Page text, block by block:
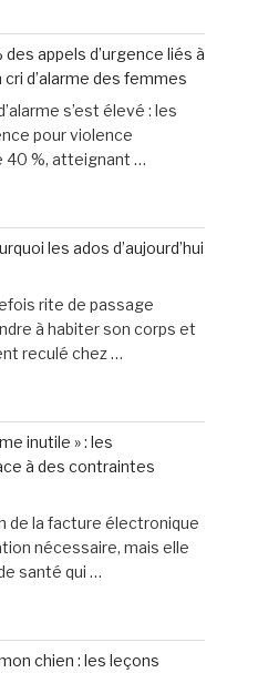
appels d’urgence liés à
d’alarme des femmes
s’est élevé : les
pour violence
40 %, atteignant …
les ados d’aujourd’hui
rite de passage
à habiter son corps et
reculé chez …
inutile » : les
à des contraintes
de la facture électronique
nécessaire, mais elle
santé qui …
chien : les leçons